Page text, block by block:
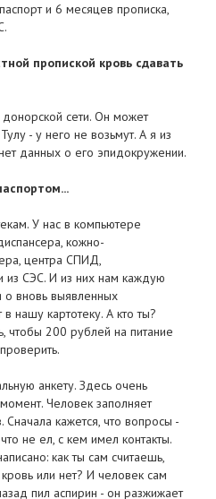
и 6 месяцев прописка,
пропиской кровь сдавать
сети. Он может
- у него не возьмут. А я из
данных о его эпидокружении.
У нас в компьютере
кожно-
центра СПИД,
из СЭС. И из них нам каждую
о вновь выявленных
нашу картотеку. А кто ты?
чтобы 200 рублей на питание
анкету. Здесь очень
Человек заполняет
кажется, что вопросы -
не ел, с кем имел контакты.
как ты сам считаешь,
или нет? И человек сам
пил аспирин - он разжижает